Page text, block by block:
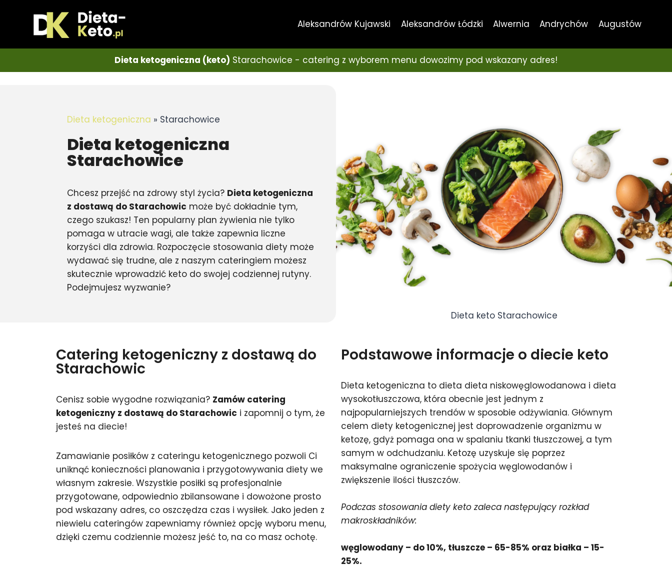
Aleksandrów Kujawski Aleksandrów Łódzki Alwernia Andrychów Augustów
Dieta ketogeniczna (keto) Starachowice - catering z wyborem menu dowozimy pod wskazany adres!
Dieta ketogeniczna » Starachowice
Dieta ketogeniczna
Starachowice
Chcesz przejść na zdrowy styl życia? Dieta ketogeniczna
z dostawą do Starachowic może być dokładnie tym,
czego szukasz! Ten popularny plan żywienia nie tylko
pomaga w utracie wagi, ale także zapewnia liczne
korzyści dla zdrowia. Rozpoczęcie stosowania diety może
wydawać się trudne, ale z naszym cateringiem możesz
skutecznie wprowadzić keto do swojej codziennej rutyny.
Podejmujesz wyzwanie?
Dieta keto Starachowice
Catering ketogeniczny z dostawą do
Starachowic
Cenisz sobie wygodne rozwiązania? Zamów catering
ketogeniczny z dostawą do Starachowic i zapomnij o tym, że
jesteś na diecie!
Zamawianie posiłków z cateringu ketogenicznego pozwoli Ci
uniknąć konieczności planowania i przygotowywania diety we
własnym zakresie. Wszystkie posiłki są profesjonalnie
przygotowane, odpowiednio zbilansowane i dowożone prosto
pod wskazany adres, co oszczędza czas i wysiłek. Jako jeden z
niewielu cateringów zapewniamy również opcję wyboru menu,
dzięki czemu codziennie możesz jeść to, na co masz ochotę.
Podstawowe informacje o diecie keto
Dieta ketogeniczna to dieta dieta niskowęglowodanowa i dieta
wysokotłuszczowa, która obecnie jest jednym z
najpopularniejszych trendów w sposobie odżywiania. Głównym
celem diety ketogenicznej jest doprowadzenie organizmu w
ketozę, gdyż pomaga ona w spalaniu tkanki tłuszczowej, a tym
samym w odchudzaniu. Ketozę uzyskuje się poprzez
maksymalne ograniczenie spożycia węglowodanów i
zwiększenie ilości tłuszczów.
Podczas stosowania diety keto zaleca następujący rozkład
makroskładników:
węglowodany – do 10%, tłuszcze – 65-85% oraz białka – 15-
25%.